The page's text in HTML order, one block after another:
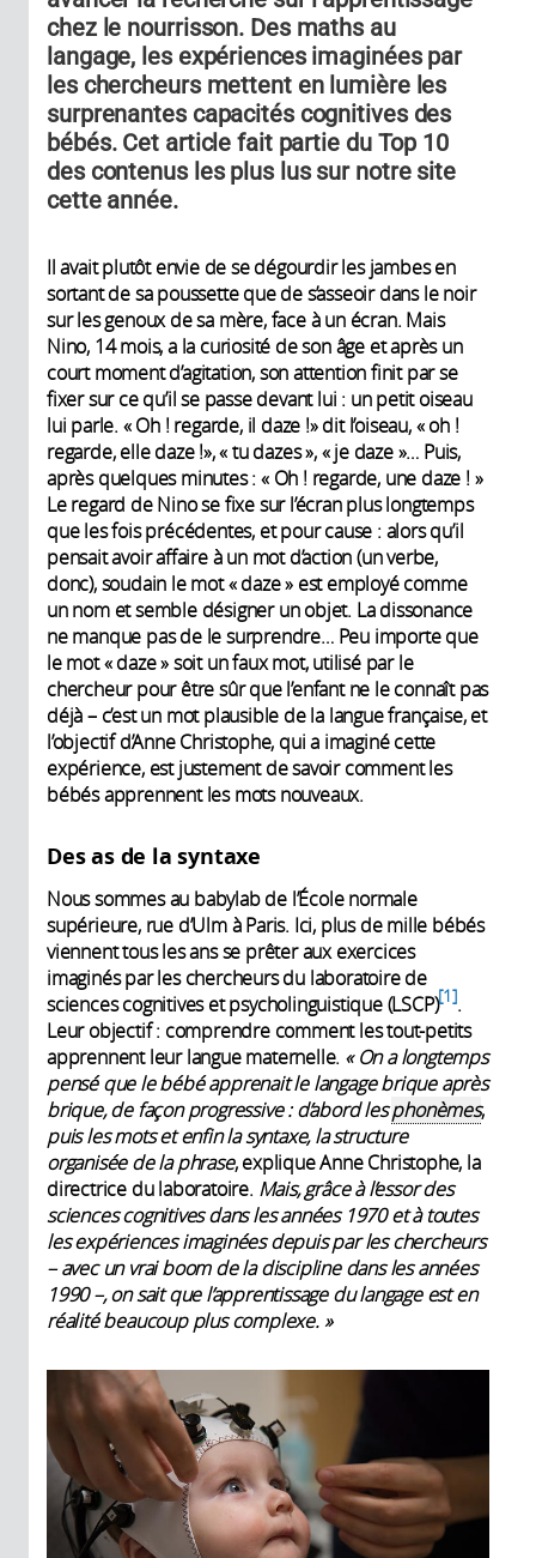
chez le nourrisson. Des maths au
langage, les expériences imaginées par
les chercheurs mettent en lumière les
surprenantes capacités cognitives des
bébés. Cet article fait partie du Top 10
des contenus les plus lus sur notre site
cette année.
Il avait plutôt envie de se dégourdir les jambes en
sortant de sa poussette que de s’asseoir dans le noir
sur les genoux de sa mère, face à un écran. Mais
Nino, 14 mois, a la curiosité de son âge et après un
court moment d’agitation, son attention finit par se
fixer sur ce qu’il se passe devant lui : un petit oiseau
lui parle. « Oh ! regarde, il daze !» dit l’oiseau, « oh !
regarde, elle daze !», « tu dazes », « je daze »… Puis,
après quelques minutes : « Oh ! regarde, une daze ! »
Le regard de Nino se fixe sur l’écran plus longtemps
que les fois précédentes, et pour cause : alors qu’il
pensait avoir affaire à un mot d’action (un verbe,
donc), soudain le mot « daze » est employé comme
un nom et semble désigner un objet. La dissonance
ne manque pas de le surprendre… Peu importe que
le mot « daze » soit un faux mot, utilisé par le
chercheur pour être sûr que l’enfant ne le connaît pas
déjà – c’est un mot plausible de la langue française, et
l’objectif d’Anne Christophe, qui a imaginé cette
expérience, est justement de savoir comment les
bébés apprennent les mots nouveaux.
Des as de la syntaxe
Nous sommes au babylab de l’École normale
supérieure, rue d’Ulm à Paris. Ici, plus de mille bébés
viennent tous les ans se prêter aux exercices
imaginés par les chercheurs du laboratoire de
sciences cognitives et psycholinguistique (LSCP) 1 .
Leur objectif : comprendre comment les tout-petits
apprennent leur langue maternelle. « On a longtemps
pensé que le bébé apprenait le langage brique après
brique, de façon progressive : d’abord lesphonèmes,
puis les mots et enfin la syntaxe, la structure
organisée de la phrase, explique Anne Christophe, la
directrice du laboratoire. Mais, grâce à l’essor des
sciences cognitives dans les années 1970 et à toutes
les expériences imaginées depuis par les chercheurs
– avec un vrai boom de la discipline dans les années
1990 –, on sait que l’apprentissage du langage est en
réalité beaucoup plus complexe. »